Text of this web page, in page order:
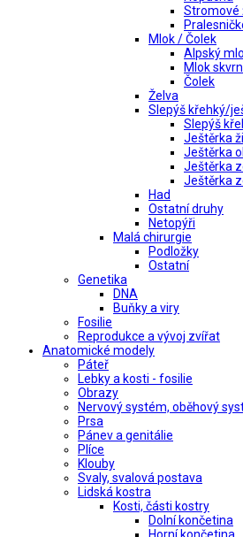
Stromové
Mlok / Čolek
Alpský
Mlok
Čolek
Želva
Slepýš křehký/
Slepýš
Ještěrka
Ještěrka
Ještěrka
Ještěrka
Had
Ostatní druhy
Netopýři
Malá chirurgie
Podložky
Ostatní
Genetika
DNA
Buňky a viry
Fosilie
Reprodukce a vývoj zvířat
Anatomické modely
Páteř
Lebky a kosti - fosilie
Obrazy
Nervový systém, oběhový
Prsa
Pánev a genitálie
Plíce
Klouby
Svaly, svalová postava
Lidská kostra
Kosti, části kostry
Dolní končetina
Horní končetina